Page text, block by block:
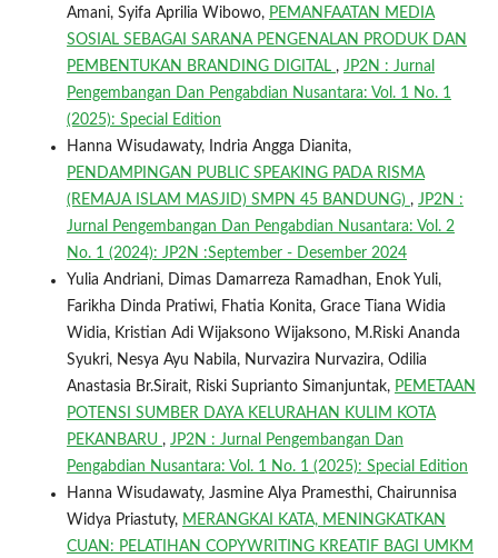
Amani, Syifa Aprilia Wibowo, PEMANFAATAN MEDIA
SOSIAL SEBAGAI SARANA PENGENALAN PRODUK DAN
PEMBENTUKAN BRANDING DIGITAL , JP2N : Jurnal
Pengembangan Dan Pengabdian Nusantara: Vol. 1 No. 1
(2025): Special Edition
Hanna Wisudawaty, Indria Angga Dianita,
PENDAMPINGAN PUBLIC SPEAKING PADA RISMA
(REMAJA ISLAM MASJID) SMPN 45 BANDUNG) , JP2N :
Jurnal Pengembangan Dan Pengabdian Nusantara: Vol. 2
No. 1 (2024): JP2N :September - Desember 2024
Yulia Andriani, Dimas Damarreza Ramadhan, Enok Yuli,
Farikha Dinda Pratiwi, Fhatia Konita, Grace Tiana Widia
Widia, Kristian Adi Wijaksono Wijaksono, M.Riski Ananda
Syukri, Nesya Ayu Nabila, Nurvazira Nurvazira, Odilia
Anastasia Br.Sirait, Riski Suprianto Simanjuntak, PEMETAAN
POTENSI SUMBER DAYA KELURAHAN KULIM KOTA
PEKANBARU , JP2N : Jurnal Pengembangan Dan
Pengabdian Nusantara: Vol. 1 No. 1 (2025): Special Edition
Hanna Wisudawaty, Jasmine Alya Pramesthi, Chairunnisa
Widya Priastuty, MERANGKAI KATA, MENINGKATKAN
CUAN: PELATIHAN COPYWRITING KREATIF BAGI UMKM